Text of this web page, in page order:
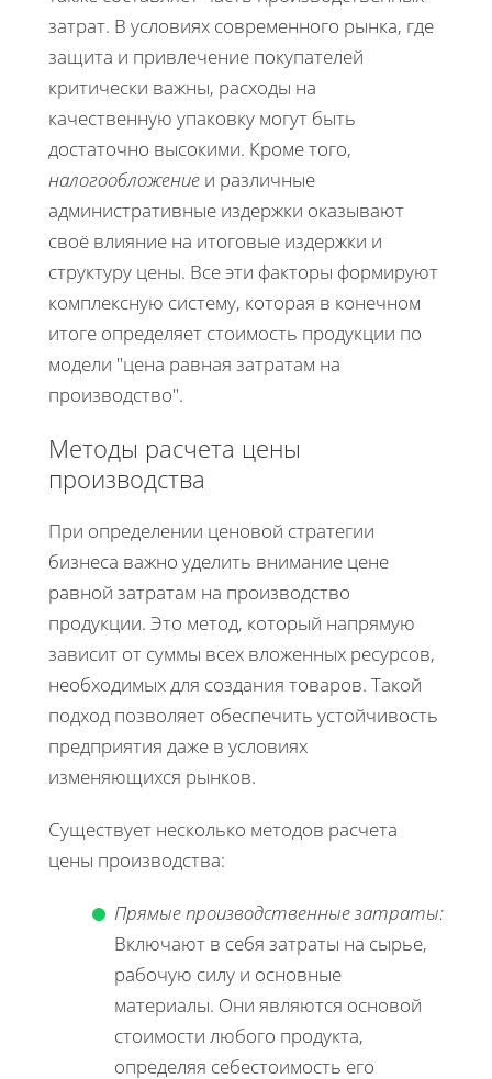
затрат. В условиях современного рынка, где
защита и привлечение покупателей
критически важны, расходы на
качественную упаковку могут быть
достаточно высокими. Кроме того,
налогообложение и различные
административные издержки оказывают
своё влияние на итоговые издержки и
структуру цены. Все эти факторы формируют
комплексную систему, которая в конечном
итоге определяет стоимость продукции по
модели "цена равная затратам на
производство".
Методы расчета цены
производства
При определении ценовой стратегии
бизнеса важно уделить внимание цене
равной затратам на производство
продукции. Это метод, который напрямую
зависит от суммы всех вложенных ресурсов,
необходимых для создания товаров. Такой
подход позволяет обеспечить устойчивость
предприятия даже в условиях
изменяющихся рынков.
Существует несколько методов расчета
цены производства:
Прямые производственные затраты:
Включают в себя затраты на сырье,
рабочую силу и основные
материалы. Они являются основой
стоимости любого продукта,
определяя себестоимость его